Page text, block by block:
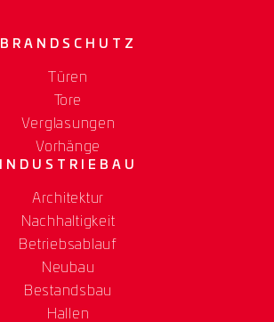
BRANDSCHUTZ
Türen
Tore
Verglasungen
Vorhänge
INDUSTRIEBAU
Architektur
Nachhaltigkeit
Betriebsablauf
Neubau
Bestandsbau
Hallen